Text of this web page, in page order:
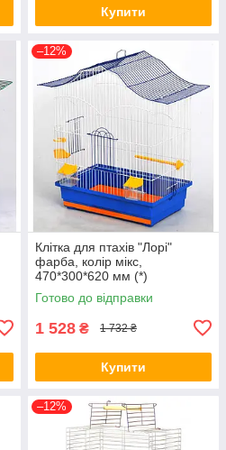
Купити
–12%
Клітка для птахів "Лорі"
фарба, колір мікс,
470*300*620 мм (*)
Готово до відправки
1 528 ₴ 1 732 ₴
Купити
–12%